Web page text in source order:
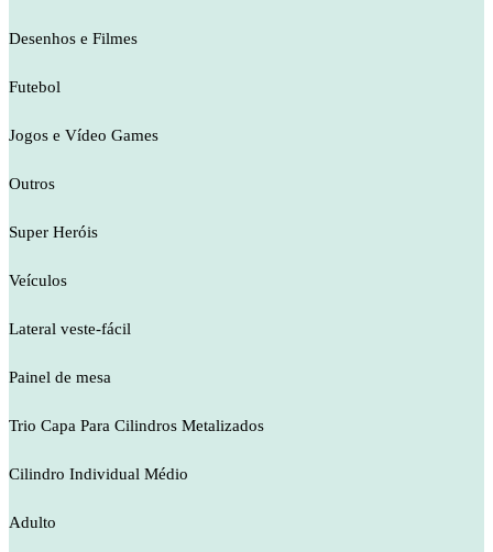
Desenhos e Filmes
Futebol
Jogos e Vídeo Games
Outros
Super Heróis
Veículos
Lateral veste-fácil
Painel de mesa
Trio Capa Para Cilindros Metalizados
Cilindro Individual Médio
Adulto